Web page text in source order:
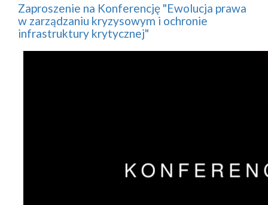
Zaproszenie na Konferencję "Ewolucja prawa
w zarządzaniu kryzysowym i ochronie
infrastruktury krytycznej"